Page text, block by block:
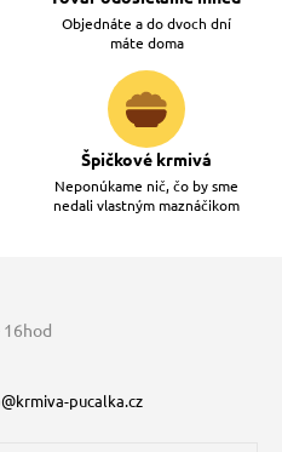
Objednáte a do dvoch dní
máte doma
Špičkové krmivá
Neponúkame nič, čo by sme
nedali vlastným maznáčikom
16hod
pucalka.cz